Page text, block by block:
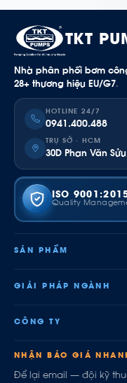
TKT
Nhà phân phối bơm
28+ thương hiệu EU/G7.
HOTLINE 24/7
0941.400.488
TRỤ SỞ · HCM
30D Phan Văn
ISO
Quality
SẢN PHẨM
GIẢI PHÁP NGÀNH
CÔNG TY
NHẬN BÁO GIÁ
Để lại email — đội kỹ